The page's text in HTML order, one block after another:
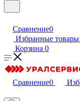
Сравнение0
Избранные товары
Корзина 0
Сравнение0